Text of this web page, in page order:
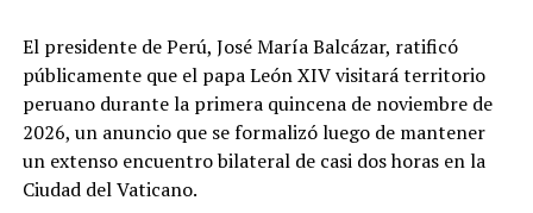
El presidente de Perú, José María Balcázar, ratificó
públicamente que el papa León XIV visitará territorio
peruano durante la primera quincena de noviembre de
2026, un anuncio que se formalizó luego de mantener
un extenso encuentro bilateral de casi dos horas en la
Ciudad del Vaticano.